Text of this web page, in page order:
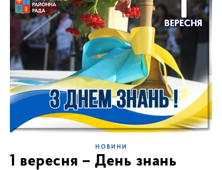
НОВИНИ
1 вересня – День знань